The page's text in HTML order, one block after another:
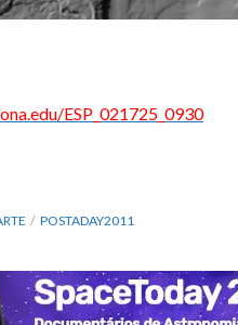
ESP_021725_0930
POSTADAY2011